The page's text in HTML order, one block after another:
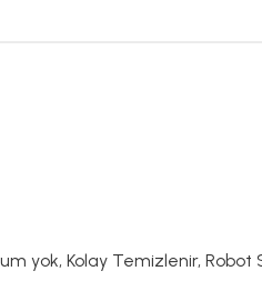
yok, Kolay Temizlenir, Robot